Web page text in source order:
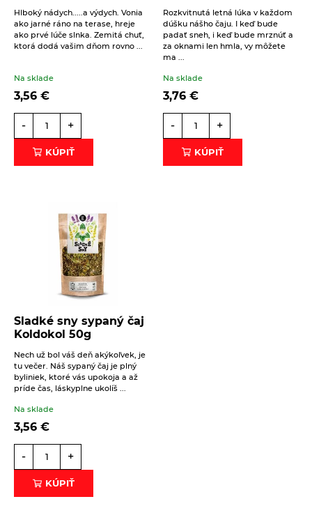
Hlboký nádych.....a výdych. Vonia
ako jarné ráno na terase, hreje
ako prvé lúče slnka. Zemitá chuť,
ktorá dodá vašim dňom rovno ...
Na sklade
3,56 €
- +
KÚPIŤ
Rozkvitnutá letná lúka v každom
dúšku nášho čaju. I keď bude
padať sneh, i keď bude mrznúť a
za oknami len hmla, vy môžete
ma ...
Na sklade
3,76 €
- +
KÚPIŤ
Sladké sny sypaný čaj
Koldokol 50g
Nech už bol váš deň akýkoľvek, je
tu večer. Náš sypaný čaj je plný
byliniek, ktoré vás upokoja a až
príde čas, láskyplne ukolíš ...
Na sklade
3,56 €
- +
KÚPIŤ